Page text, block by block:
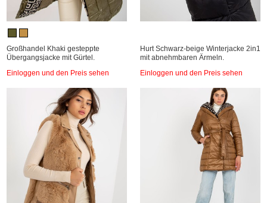
Großhandel Khaki gesteppte
Übergangsjacke mit Gürtel.
Einloggen und den Preis sehen
Hurt Schwarz-beige Winterjacke 2in1
mit abnehmbaren Ärmeln.
Einloggen und den Preis sehen